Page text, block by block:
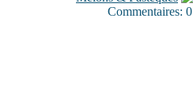
Commentaires: 0